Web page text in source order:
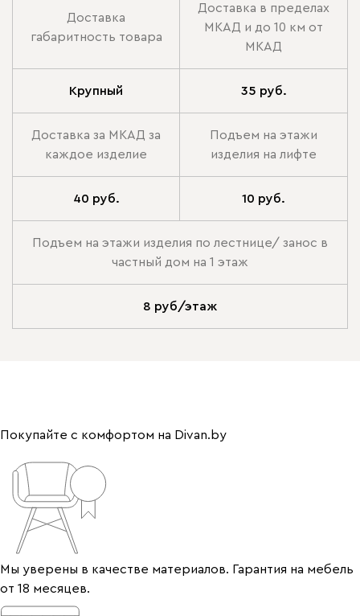
Доставка
габаритность товара
Доставка в пределах
МКАД и до 10 км от
МКАД
Крупный 35 руб.
Доставка за МКАД за
каждое изделие
Подъем на этажи
изделия на лифте
40 руб. 10 руб.
Подъем на этажи изделия по лестнице/ занос в
частный дом на 1 этаж
8 руб/этаж
Покупайте с комфортом на Divan.by
Мы уверены в качестве материалов. Гарантия на мебель
от 18 месяцев.